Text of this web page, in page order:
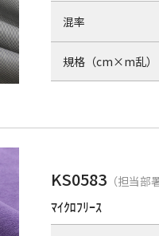
混率
規格（cm×m乱）
KS0583 （担当
ﾏｲｸﾛﾌﾘｰｽ